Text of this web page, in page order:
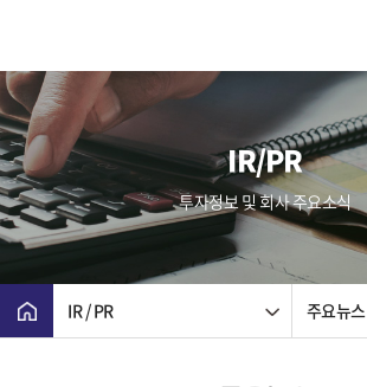
IR/PR
투자정보 및 회사 주요소식
IR / PR 주요뉴스